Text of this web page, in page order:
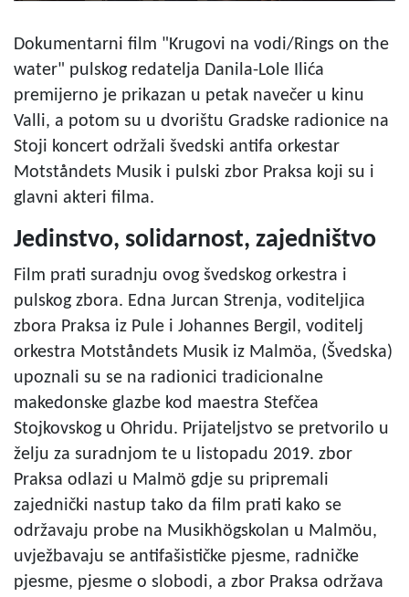
Dokumentarni film "Krugovi na vodi/Rings on the
water" pulskog redatelja Danila-Lole Ilića
premijerno je prikazan u petak navečer u kinu
Valli, a potom su u dvorištu Gradske radionice na
Stoji koncert održali švedski antifa orkestar
Motståndets Musik i pulski zbor Praksa koji su i
glavni akteri filma.
Jedinstvo, solidarnost, zajedništvo
Film prati suradnju ovog švedskog orkestra i
pulskog zbora. Edna Jurcan Strenja, voditeljica
zbora Praksa iz Pule i Johannes Bergil, voditelj
orkestra Motståndets Musik iz Malmöa, (Švedska)
upoznali su se na radionici tradicionalne
makedonske glazbe kod maestra Stefčea
Stojkovskog u Ohridu. Prijateljstvo se pretvorilo u
želju za suradnjom te u listopadu 2019. zbor
Praksa odlazi u Malmö gdje su pripremali
zajednički nastup tako da film prati kako se
održavaju probe na Musikhögskolan u Malmöu,
uvježbavaju se antifašističke pjesme, radničke
pjesme, pjesme o slobodi, a zbor Praksa održava